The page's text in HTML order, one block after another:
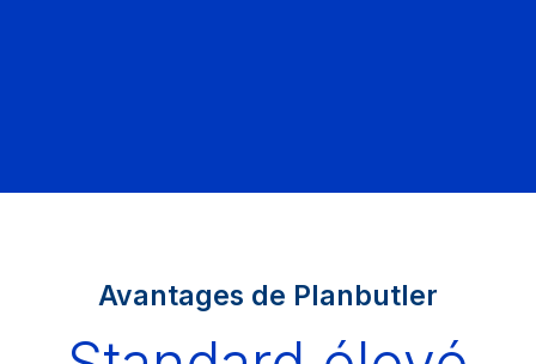
Avantages de Planbutler